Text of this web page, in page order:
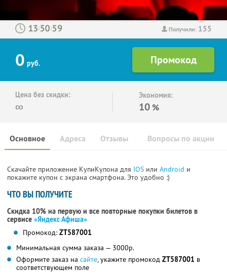
Получили: 155
: :
0 руб.
Цена без скидки:
∞
Экономия:
10 %
Основное Отзывы Вопросы по акции
Адреса
Скачайте приложение КупиКупона для IOS или Android и
покажите купон с экрана смартфона. Это удобно :)
ЧТО ВЫ ПОЛУЧИТЕ
Скидка 10% на первую и все повторные покупки билетов в
сервисе «Яндекс Афиша»
Промокод: ZT587001
Минимальная сумма заказа — 3000р.
Оформите заказ на сайте, укажите промокод ZT587001 в
соответствующем поле